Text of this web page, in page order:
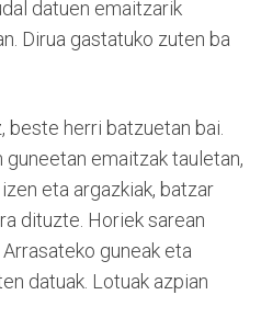
datuen emaitzarik
Dirua gastatuko zuten ba
beste herri batzuetan bai.
emaitzak tauletan,
eta argazkiak, batzar
dituzte. Horiek sarean
guneak eta
datuak. Lotuak azpian